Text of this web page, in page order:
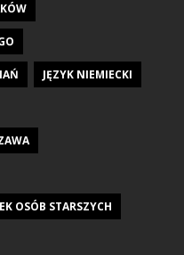
JĘZYK NIEMIECKI
OSÓB STARSZYCH